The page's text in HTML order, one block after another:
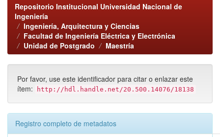
Repositorio Institucional Universidad Nacional de
Ingeniería
Ingeniería, Arquitectura y Ciencias
Facultad de Ingeniería Eléctrica y Electrónica
Unidad de Postgrado
Maestría
Por favor, use este identificador para citar o enlazar este
ítem:
http://hdl.handle.net/20.500.14076/18138
Registro completo de metadatos